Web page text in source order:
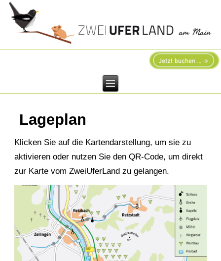
Lageplan
Klicken Sie auf die Kartendarstellung, um sie zu
aktivieren oder nutzen Sie den QR-Code, um direkt
zur Karte vom ZweiUferLand zu gelangen.